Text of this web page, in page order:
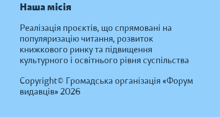
Наша місія
Реалізація проєктів, що спрямовані на
популяризацію читання, розвиток
книжкового ринку та підвищення
культурного і освітнього рівня суспільства
Copyright© Громадська організація «Форум
видавців» 2026